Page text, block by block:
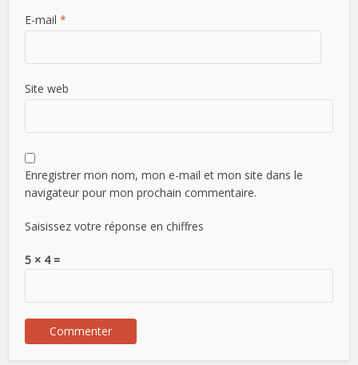
E-mail*
Site web
Enregistrer mon nom, mon e-mail et mon site dans le
navigateur pour mon prochain commentaire.
Saisissez votre réponse en chiffres
5 × 4 =